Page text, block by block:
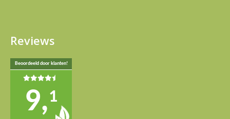
Reviews
Beoordeeld door klanten!
9,1